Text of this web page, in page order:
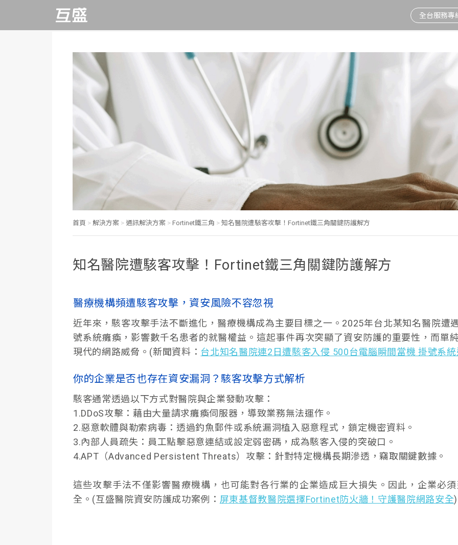
RICOH影印機
多功能事務機
雷射印表機
數位印刷機
大圖輸出機
視訊會議系統
電子白板
電話總機
電話交換機周邊
防火牆品牌
無線基地台
影印機租賃推薦
影印機怎麼用
辦公室設備清單
綠色辦公室
辦公室手作DIY
數位印刷專區
網路電話
視訊會議
弱電工程
FAQ
電子發票
APP相關問題
顧客服務
線上服務平台
遠端支援服務
RICOH@Remote
致股東報告書
功能性委員會
重要內規
資訊公開
檢舉信箱
公司年報
董事長的話
形
永續報告書
氣候相關財務揭露
明
利害關係人溝通
聯絡窗口
2025年度公益成果
行動中彰投
溫暖雲嘉南
相伴宜花東
全台服務專
首頁 > 解決方案 > 通訊解決方案 > Fortinet鐵三角 > 知名醫院遭駭客攻擊！Fortinet鐵三角關鍵防護解方
知名醫院遭駭客攻擊！Fortinet鐵三角關鍵防護解方
醫療機構頻遭駭客攻擊，資安風險不容忽視
近年來，駭客攻擊手法不斷進化，醫療機構成為主要目標之一。2025年台北某知名醫院遭
號系統癱瘓，影響數千名患者的就醫權益。這起事件再次突顯了資安防護的重要性，而單
現代的網路威脅。(新聞資料： 台北知名醫院連2日遭駭客入侵 500台電腦瞬間當機 掛號系
你的企業是否也存在資安漏洞？駭客攻擊方式解析
駭客通常透過以下方式對醫院與企業發動攻擊：
1.DDoS攻擊：藉由大量請求癱瘓伺服器，導致業務無法運作。
2.惡意軟體與勒索病毒：透過釣魚郵件或系統漏洞植入惡意程式，鎖定機密資料。
3.內部人員疏失：員工點擊惡意連結或設定弱密碼，成為駭客入侵的突破口。
4.APT（Advanced Persistent Threats）攻擊：針對特定機構長期滲透，竊取關鍵數據。
這些攻擊手法不僅影響醫療機構，也可能對各行業的企業造成巨大損失。因此，企業必
全。(互盛醫院資安防護成功案例： 屏東基督教醫院選擇Fortinet防火牆！守護醫院網路安全)